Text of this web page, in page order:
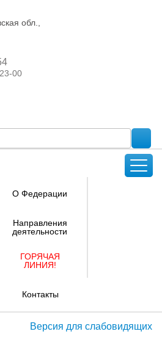
обл.,
00
О Федерации
Направления
деятельности
ГОРЯЧАЯ
ЛИНИЯ!
Контакты
Версия для слабовидящих